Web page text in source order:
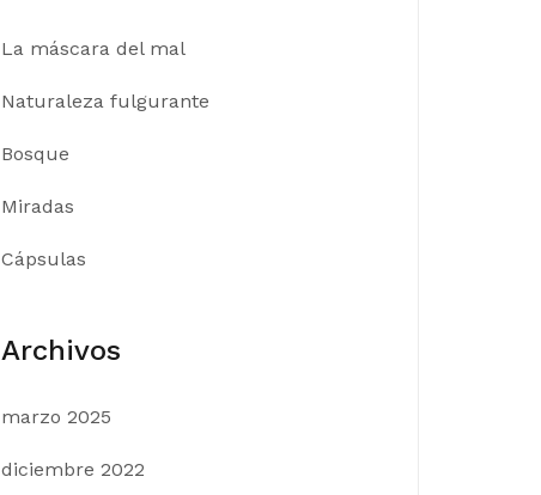
La máscara del mal
Naturaleza fulgurante
Bosque
Miradas
Cápsulas
Archivos
marzo 2025
diciembre 2022